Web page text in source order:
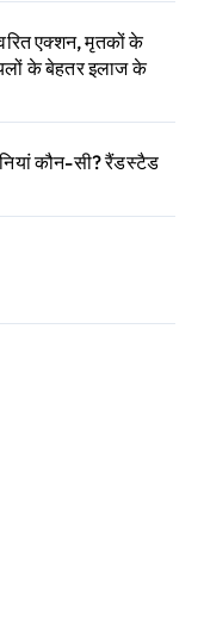
एक्शन, मृतकों के
के बेहतर इलाज के
कौन-सी? रैंडस्टैड